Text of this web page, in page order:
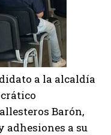
a la alcaldía
Barón,
adhesiones a su